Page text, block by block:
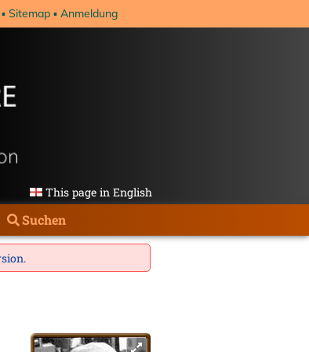
Sitemap Anmeldung
This page in English
Suchen
.